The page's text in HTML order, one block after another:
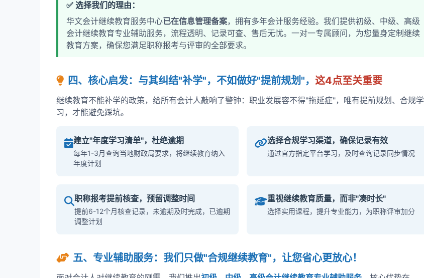
✅ 选择我们的理由：
华文会计继续教育服务中心已在信息管理备案，拥有多年会计服务经验。我们提供初级、中级、高级
会计继续教育专业辅助服务，流程透明、记录可查、售后无忧。一对一专属顾问，为您量身定制继续
教育方案，确保您满足职称报考与评审的全部要求。
四、核心启发：与其纠结"补学"，不如做好"提前规划"， 这4点至关重要
继续教育不能补学的政策，给所有会计人敲响了警钟：职业发展容不得"拖延症"，唯有提前规划、合规学
习，才能避免踩坑。
建立"年度学习清单"，杜绝逾期
每年1-3月查询当地财政局要求，将继续教育纳入
年度计划
选择合规学习渠道，确保记录有效
通过官方指定平台学习，及时查询记录同步情况
职称报考提前核查，预留调整时间
提前6-12个月核查记录，未逾期及时完成，已逾期
调整计划
重视继续教育质量，而非"凑时长"
选择实用课程，提升专业能力，为职称评审加分
五、专业辅助服务：我们只做"合规继续教育"，让您省心更放心！